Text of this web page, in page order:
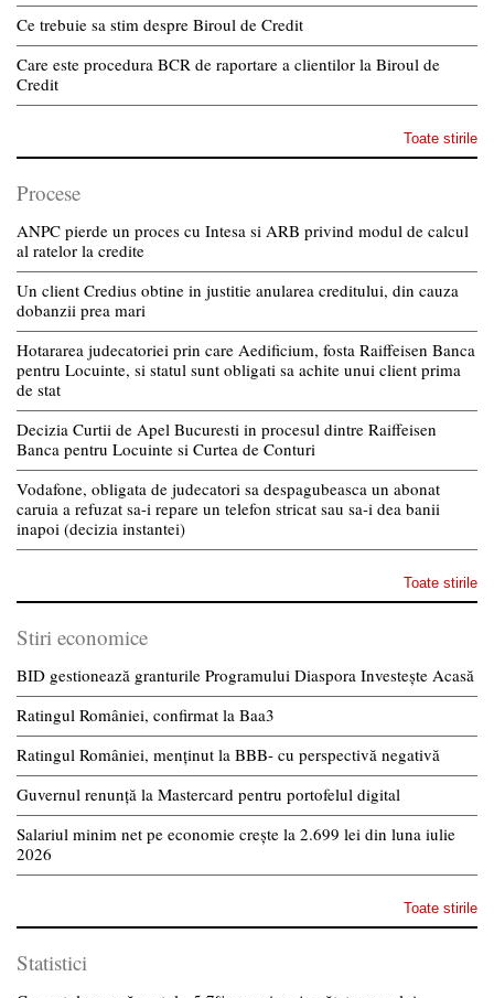
Ce trebuie sa stim despre Biroul de Credit
Care este procedura BCR de raportare a clientilor la Biroul de
Credit
Toate stirile
Procese
ANPC pierde un proces cu Intesa si ARB privind modul de calcul
al ratelor la credite
Un client Credius obtine in justitie anularea creditului, din cauza
dobanzii prea mari
Hotararea judecatoriei prin care Aedificium, fosta Raiffeisen Banca
pentru Locuinte, si statul sunt obligati sa achite unui client prima
de stat
Decizia Curtii de Apel Bucuresti in procesul dintre Raiffeisen
Banca pentru Locuinte si Curtea de Conturi
Vodafone, obligata de judecatori sa despagubeasca un abonat
caruia a refuzat sa-i repare un telefon stricat sau sa-i dea banii
inapoi (decizia instantei)
Toate stirile
Stiri economice
BID gestionează granturile Programului Diaspora Investește Acasă
Ratingul României, confirmat la Baa3
Ratingul României, menținut la BBB- cu perspectivă negativă
Guvernul renunță la Mastercard pentru portofelul digital
Salariul minim net pe economie crește la 2.699 lei din luna iulie
2026
Toate stirile
Statistici